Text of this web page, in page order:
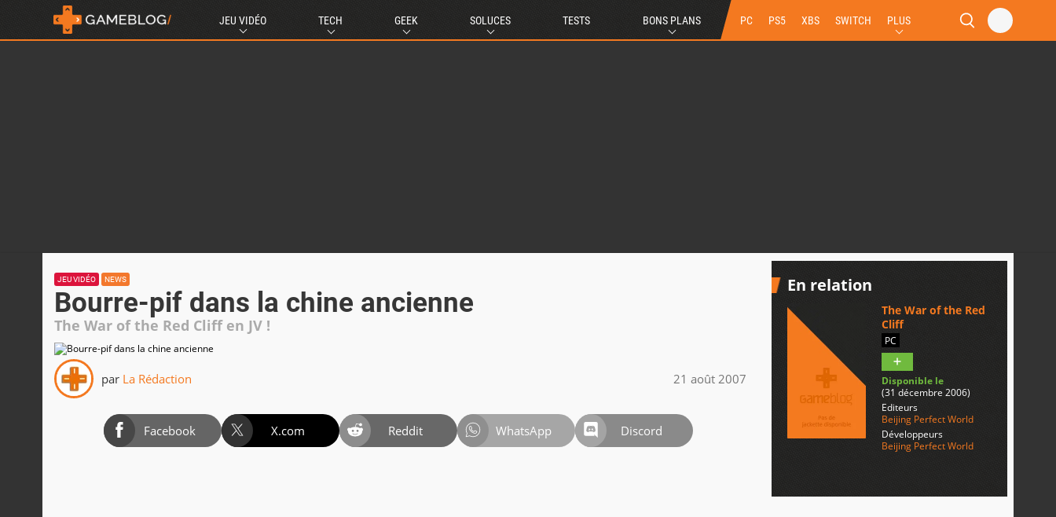
JEU VIDÉO TECH GEEK SOLUCES TESTS BONS PLANS PC PS5 XBS SWITCH PLUS
JEU VIDÉO NEWS
Bourre-pif dans la chine ancienne
The War of the Red Cliff en JV !
par La Rédaction 21 août 2007
Facebook X.com Reddit WhatsApp Discord
En relation
The War of the Red
Cliff
PC
Disponible le
(31 décembre 2006)
Editeurs
Beijing Perfect World
Développeurs
Beijing Perfect World